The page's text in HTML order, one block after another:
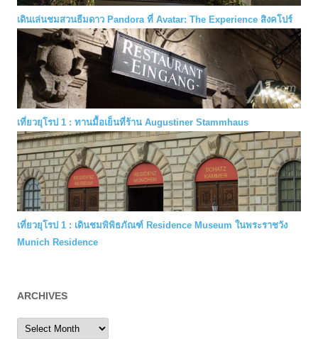
เดินเล่นชมสวนธีมดาว Pandora ที่ Avatar: The Experience สิงคโปร์
เที่ยวยุโรป 1 : ทานมื้อเย็นที่ร้าน Augustiner Stammhaus
เที่ยวยุโรป 1 : เดินชมพิพิธภัณฑ์ Residence Museum ในพระราชวัง
Munich Residence
ARCHIVES
Archives